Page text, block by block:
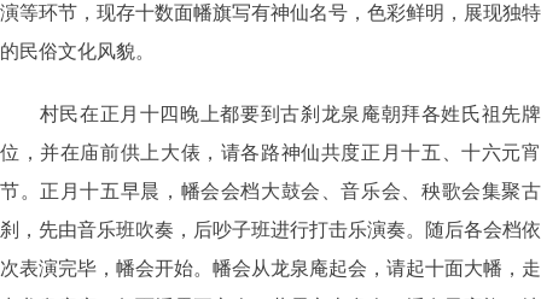
演等环节，现存十数面幡旗写有神仙名号，色彩鲜明，展现独特
的民俗文化风貌。
村民在正月十四晚上都要到古刹 龙泉庵朝拜各姓氏祖先牌
位，并在庙前供上大俵，请各路神仙共度正月十五、十六元宵
节。正月十五早晨，幡会会档大鼓会、音乐会、秧歌会集聚古
刹，先由音乐班吹奏，后吵子班进行打击乐演奏。随后各会档依
次表演完毕，幡会开始。幡会从龙泉庵起会，请起十面大幡，走